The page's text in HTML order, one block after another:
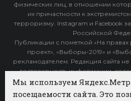
физических лиц, в отношении
их причастности к
терроризму. Instagram и Facebook
Российской
Публикации с пометкой «На
проект», «Выборы-2019» и
рекламодателем. Редакция сайта не
достоверность информации,
Мы используем
посещаемости сайта. Это